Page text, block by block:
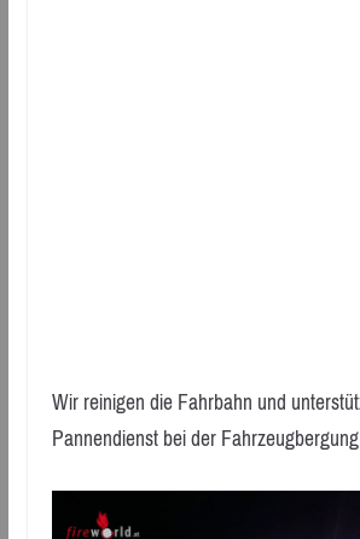
Wir reinigen die Fahrbahn und
Pannendienst bei der